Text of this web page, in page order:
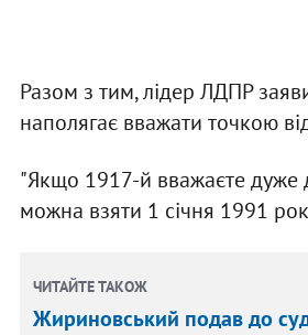
Разом з тим, лідер ЛДПР
наполягає вважати точкою
"Якщо 1917-й вважаєте дуже
можна взяти 1 січня 1991
ЧИТАЙТЕ ТАКОЖ
Жириновський подав до